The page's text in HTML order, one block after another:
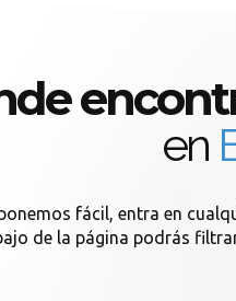
en
fácil, entra en
de la página podrás